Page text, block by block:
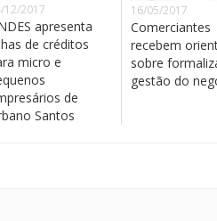
12/2017
apresenta
de créditos
micro e
de
Santos
16/05/2017
Comerciantes
recebem
sobre
gestão do